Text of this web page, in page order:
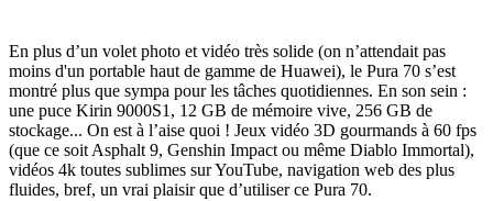
En plus d’un volet photo et vidéo très solide (on n’attendait pas
moins d'un portable haut de gamme de Huawei), le Pura 70 s’est
montré plus que sympa pour les tâches quotidiennes. En son sein :
une puce Kirin 9000S1, 12 GB de mémoire vive, 256 GB de
stockage... On est à l’aise quoi ! Jeux vidéo 3D gourmands à 60 fps
(que ce soit Asphalt 9, Genshin Impact ou même Diablo Immortal),
vidéos 4k toutes sublimes sur YouTube, navigation web des plus
fluides, bref, un vrai plaisir que d’utiliser ce Pura 70.